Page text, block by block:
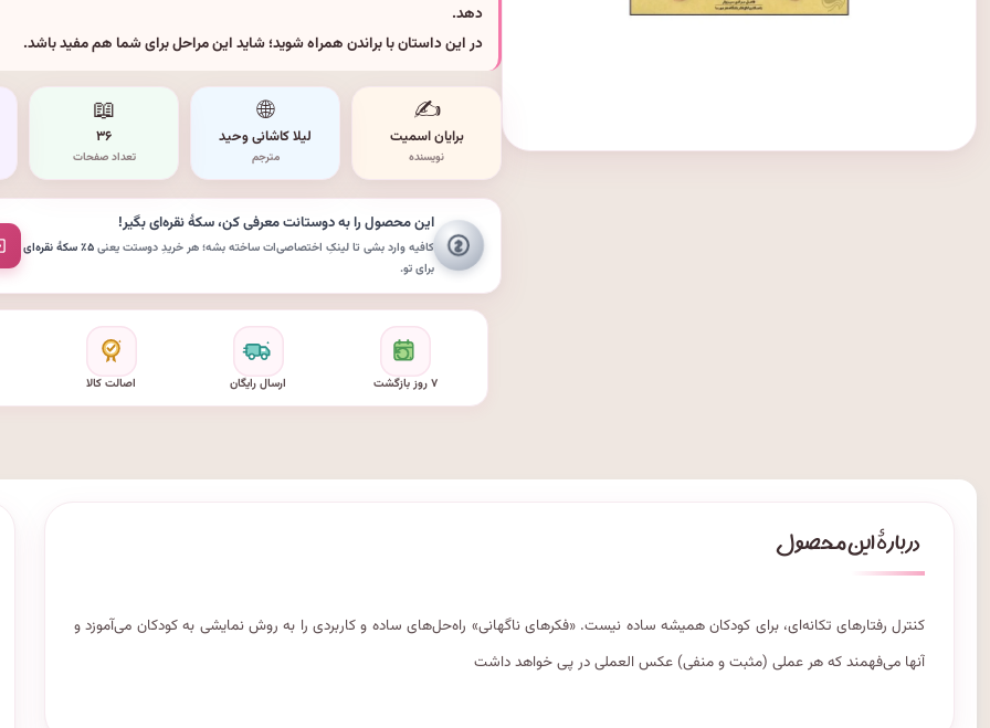
دهد.
در این داستان با براندن همراه شوید؛ شاید این مراحل برای شما هم مفید باشد.
✍️
برایان اسمیت
نویسنده
🌐
لیلا کاشانی وحید
مترجم
📖
۳۶
تعداد صفحات
این محصول را به دوستانت معرفی کن،سکهٔ نقره‌ایبگیر!
کافیه وارد بشی تا لینکِ اختصاصی‌ات ساخته بشه؛ هر خریدِ دوستت یعنی۵٪ سکهٔ نقره‌ای
برای تو.
۷ روز بازگشت ارسال رایگان اصالت کالا
کنترل رفتارهای تکانه‌ای، برای کودکان همیشه ساده نیست. «فکرهای ناگهانی» راه‌حل‌های ساده‌ و کاربردی را به روش نمایشی به کودکان می‌آموزد و
آنها می‌فهمند که هر عملی (مثبت و منفی) عکس العملی در پی خواهد داشت